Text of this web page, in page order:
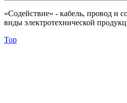
«Содействие» - кабель, провод и
виды электротехнической
Top